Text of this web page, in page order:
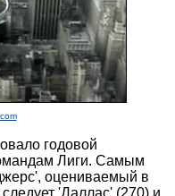
годовой
Лиги. Самым
оцениваемый в
'Даллас' (270) и